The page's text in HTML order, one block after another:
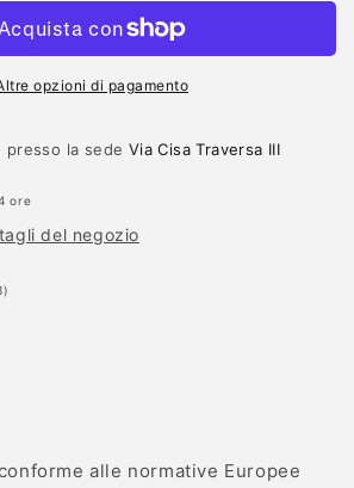
opzioni di pagamento
presso la sede Via Cisa Traversa III
ore
del negozio
alle normative Europee